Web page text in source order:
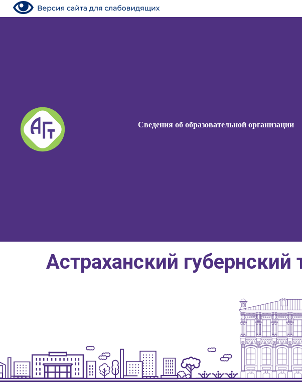
Сведения об образовательной организации
Астраханский губернский